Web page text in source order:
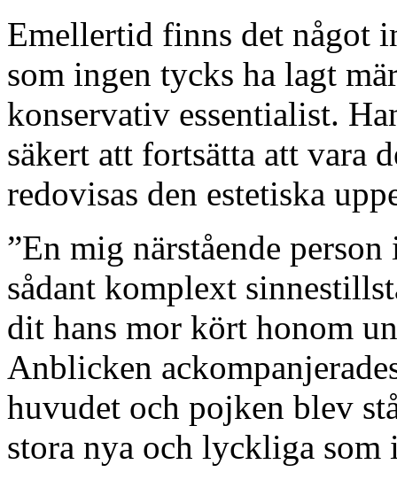
Emellertid finns det något
som ingen tycks ha lagt
konservativ essentialist.
säkert att fortsätta att vara
redovisas den estetiska
”En mig närstående
sådant komplext
dit hans mor kört honom
Anblicken
huvudet och pojken blev
stora nya och lyckliga som